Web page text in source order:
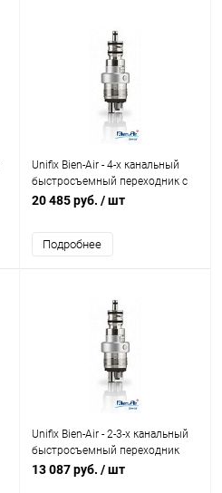
Unifix Bien-Air - 4-х канальный
быстросъемный переходник с
подсветкой, с блокирующим
клапаном
20 485 руб. / шт
Подробнее
Unifix Bien-Air - 2-3-х канальный
быстросъемный переходник
13 087 руб. / шт